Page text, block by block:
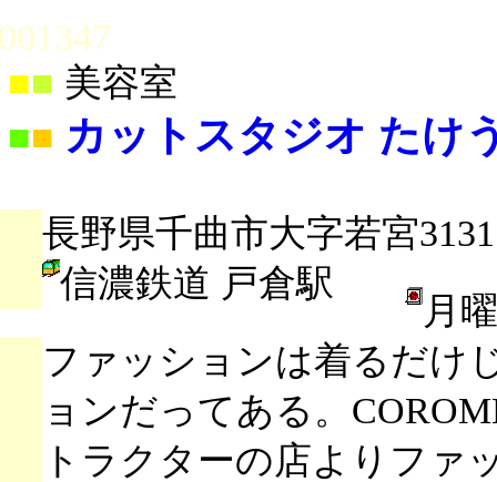
■ 美容室
■■ カットスタジオ たけ
長野県千曲市大字若宮3131
信濃鉄道 戸倉駅
月
ファッションは着るだけ
ョンだってある。
トラクターの店よりファ